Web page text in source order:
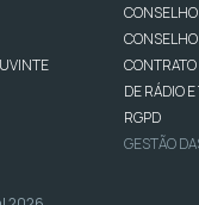
DE RÁDIO
RGPD
GESTÃO